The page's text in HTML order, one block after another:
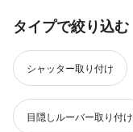
タイプで絞り込む
シャッター取り付け
目隠しルーバー取り付け